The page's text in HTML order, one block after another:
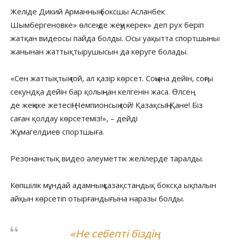
Желіде Дикий Арманның боксшы Асланбек
Шымбергеновке» өлсең де жеңу керек» деп рух беріп
жатқан видеосы пайда болды. Осы уақытта спортшының
жанынан жаттықтырушысын да көруге болады.
«Сен жаттықтың ғой, ал қазір көрсет. Соңына дейін, соңғы
секундқа дейін бар қолыңнан келгенін жаса. Өлсең
де жеңіске жетесің! Чемпионсың ғой! Қазақсың! Қане! Біз
саған қолдау көрсетеміз!», – дейді
Жұмагелдиев спортшыға.
Резонанстық видео әлеуметтік желілерде таралды.
Көпшілік мұндай адамның қазақстандық боксқа ықпалын
айқын көрсетіп отырғандығына наразы болды.
«Не себепті біздің